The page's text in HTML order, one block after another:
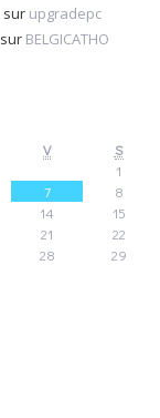
sur upgradepc
sur BELGICATHO
V
S
1
7
8
14
15
21
22
28
29